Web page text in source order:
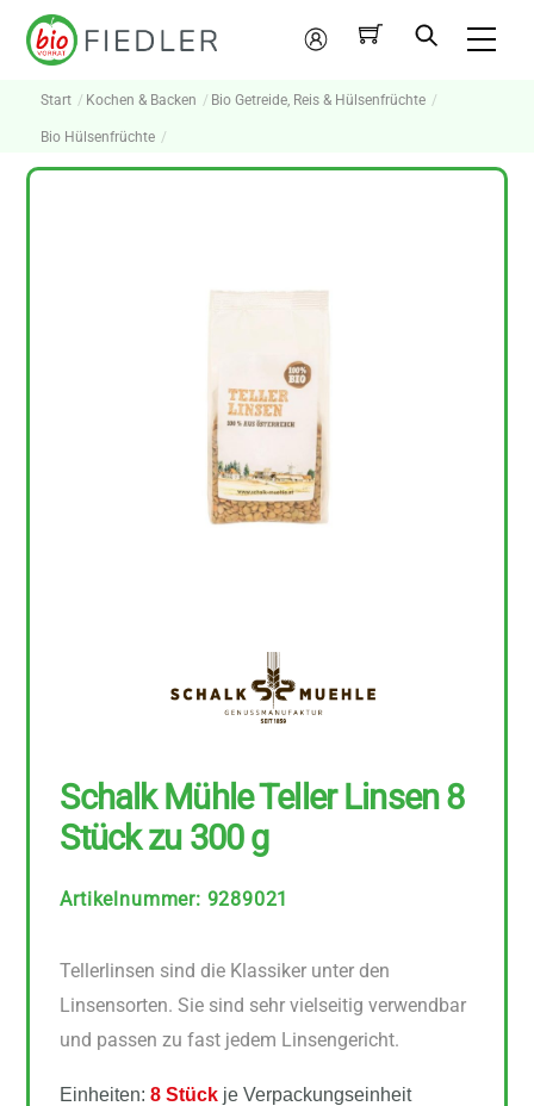
Skip
Mein
Konto
Start Kochen & Backen Bio Getreide, Reis & Hülsenfrüchte
Bio Hülsenfrüchte
Schalk Mühle Teller Linsen 8
Stück zu 300 g
Artikelnummer: 9289021
Tellerlinsen sind die Klassiker unter den
Linsensorten. Sie sind sehr vielseitig verwendbar
und passen zu fast jedem Linsengericht.
Einheiten:8 Stück je Verpackungseinheit